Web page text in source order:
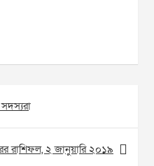
রাশিফল, ২ জানুয়ারি ২০১৯